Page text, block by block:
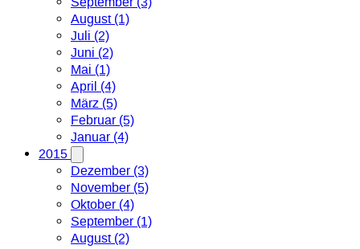
August (1)
Juli (2)
Juni (2)
Mai (1)
April (4)
März (5)
Februar (5)
Januar (4)
2015
Dezember (3)
November (5)
Oktober (4)
September (1)
August (2)